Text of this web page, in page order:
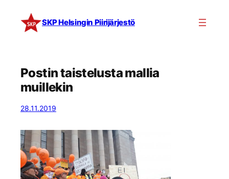
sisältöön
SKP Helsingin Piirijärjestö
Postin taistelusta mallia
muillekin
28.11.2019